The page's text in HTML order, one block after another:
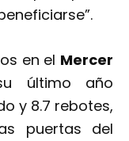
en el Mercer
último año
y 8.7 rebotes,
puertas del